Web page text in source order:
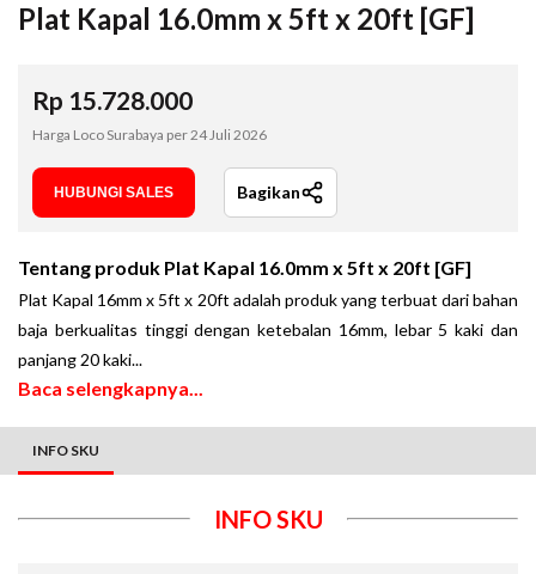
Plat Kapal 16.0mm x 5ft x 20ft [GF]
Rp 15.728.000
Harga Loco Surabaya per24 Juli 2026
HUBUNGI SALES Bagikan
Tentang produk Plat Kapal 16.0mm x 5ft x 20ft [GF]
Plat Kapal 16mm x 5ft x 20ft adalah produk yang terbuat dari bahan
baja berkualitas tinggi dengan ketebalan 16mm, lebar 5 kaki dan
panjang 20 kaki...
Baca selengkapnya...
INFO SKU
INFO SKU